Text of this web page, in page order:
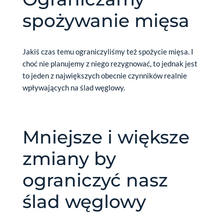
spożywanie mięsa
Jakiś czas temu ograniczyliśmy też spożycie mięsa. I
choć nie planujemy z niego rezygnować, to jednak jest
to jeden z największych obecnie czynników realnie
wpływających na ślad węglowy.
Mniejsze i większe
zmiany by
ograniczyć nasz
ślad węglowy